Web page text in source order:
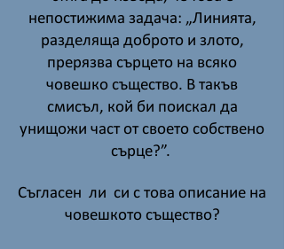
непостижима задача: „Линията,
разделяща доброто и злото,
прерязва сърцето на всяко
човешко същество. В такъв
смисъл, кой би поискал да
унищожи част от своето собствено
сърце?”.
Съгласен ли си с това описание на
човешкото същество?